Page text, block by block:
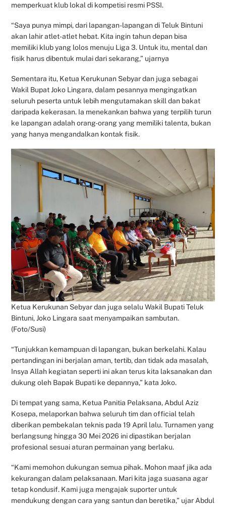
memperkuat klub lokal di kompetisi resmi PSSI.
“Saya punya mimpi, dari lapangan-lapangan di Teluk Bintuni
akan lahir atlet-atlet hebat. Kita ingin tahun depan bisa
memiliki klub yang lolos menuju Liga 3. Untuk itu, mental dan
fisik harus dibentuk mulai dari sekarang,” ujarnya
Sementara itu, Ketua Kerukunan Sebyar dan juga sebagai
Wakil Bupat Joko Lingara, dalam pesannya mengingatkan
seluruh peserta untuk lebih mengutamakan skill dan bakat
daripada kekerasan. Ia menekankan bahwa yang terpilih turun
ke lapangan adalah orang-orang yang memiliki talenta, bukan
yang hanya mengandalkan kontak fisik.
Ketua Kerukunan Sebyar dan juga selalu Wakil Bupati Teluk
Bintuni, Joko Lingara saat menyampaikan sambutan.
(Foto/Susi)
“Tunjukkan kemampuan di lapangan, bukan berkelahi. Kalau
pertandingan ini berjalan aman, tertib, dan tidak ada masalah,
Insya Allah kegiatan seperti ini akan terus kita laksanakan dan
dukung oleh Bapak Bupati ke depannya,” kata Joko.
Di tempat yang sama, Ketua Panitia Pelaksana, Abdul Aziz
Kosepa, melaporkan bahwa seluruh tim dan official telah
diberikan pembekalan teknis pada 19 April lalu. Turnamen yang
berlangsung hingga 30 Mei 2026 ini dipastikan berjalan
profesional sesuai aturan permainan yang berlaku.
“Kami memohon dukungan semua pihak. Mohon maaf jika ada
kekurangan dalam pelaksanaan. Mari kita jaga suasana agar
tetap kondusif. Kami juga mengajak suporter untuk
mendukung dengan cara yang santun dan beretika,” ujar Abdul